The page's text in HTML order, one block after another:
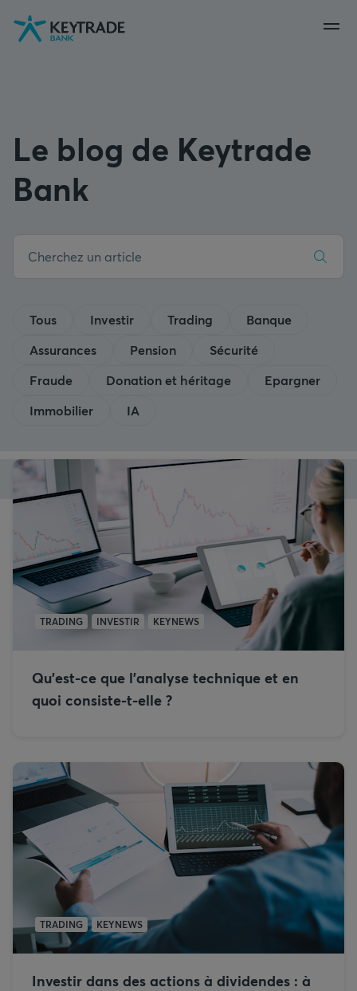
Aller
Aller
Aller
au
Le blog de Keytrade
Bank
Tous Investir Trading
Banque
Assurances
Pension
Sécurité
Fraude
Donation et héritage
Epargner
Immobilier
IA
TRADING INVESTIR KEYNEWS
Qu’est-ce que l’analyse technique et en
quoi consiste-t-elle ?
TRADING KEYNEWS
Investir dans des actions à dividendes : à